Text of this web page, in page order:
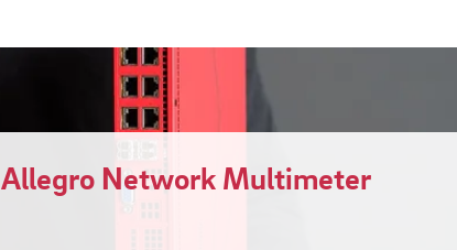
Allegro Network Multimeter